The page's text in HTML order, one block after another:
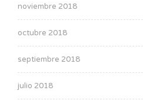
noviembre 2018
octubre 2018
septiembre 2018
julio 2018